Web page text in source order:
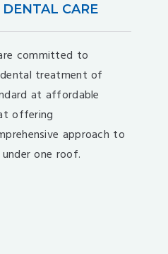
CARE
committed to
treatment of
at affordable
offering
approach to
one roof.